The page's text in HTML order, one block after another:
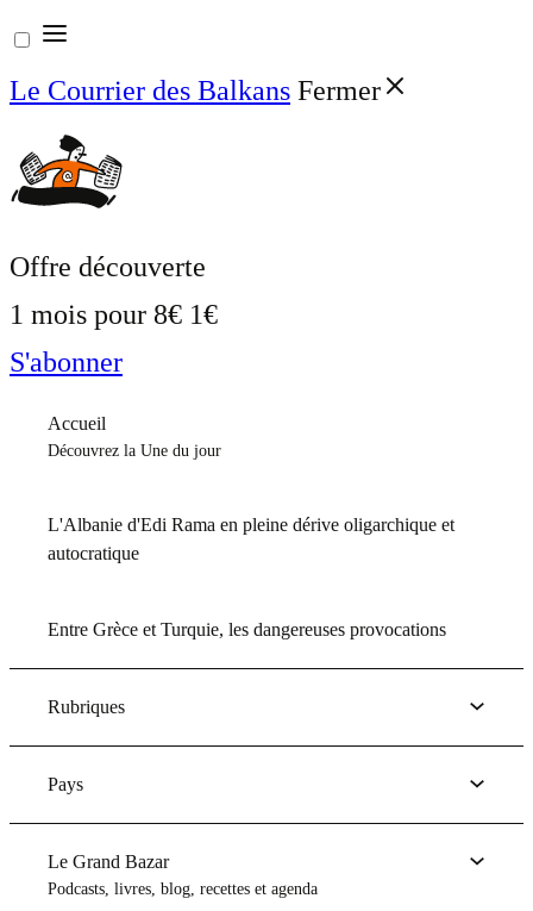
Aller
au
contenu
Le Courrier des Balkans Fermer
Offre découverte
1 mois pour 8€ 1€
S'abonner
Accueil
Découvrez la Une du jour
L'Albanie d'Edi Rama en pleine dérive oligarchique et
autocratique
Entre Grèce et Turquie, les dangereuses provocations
Rubriques
Pays
Le Grand Bazar
Podcasts, livres, blog, recettes et agenda